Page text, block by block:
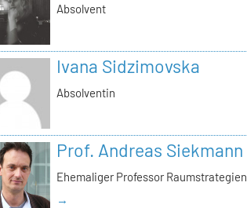
Absolvent
Ivana Sidzimovska
Absolventin
Prof. Andreas Siekmann
Ehemaliger Professor Raumstrategien
→